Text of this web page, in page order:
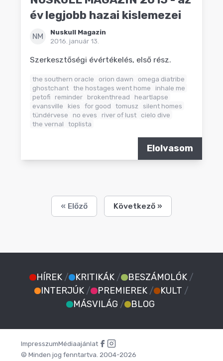
év legjobb hazai kislemezei
NM
Nuskull Magazin
2016. január 13.
Szerkesztőségi évértékelés, első rész.
the southern oracle orion dawn
omega diatribe
ghostchant the hostages went home
inhale me
petofi reminder brokenthread
heartlapse
evansville
kies for good tomusz
silent homes
tündérvese
no eves river of lust cielo dive
the vernal
toplista
Elolvasom
« Előző Következő »
HÍREK / KRITIKÁK / BESZÁMOLÓK /
INTERJÚK / PREMIEREK / KULT /
MÁSVILÁG / BLOG
ImpresszumMédiaajánlat
© Minden jog fenntartva. 2004-2026